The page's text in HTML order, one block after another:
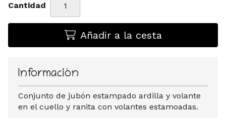
Cantidad
Añadir a la cesta
Información
Conjunto de jubón estampado ardilla y volante
en el cuello y ranita con volantes estamoadas.